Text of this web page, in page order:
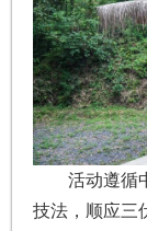
活动遵循
技法，顺应三